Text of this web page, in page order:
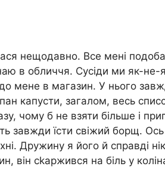
нещодавно. Все мені
в обличчя. Сусіди ми як-
мене в магазин. У нього
капусти, загалом, весь
чому б не взяти більше і
завжди їсти свіжий борщ.
Дружину я його й справді
він сkаржився на біль у